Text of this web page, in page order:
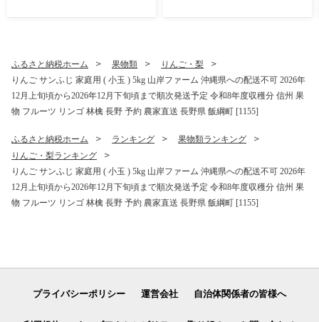
[1202]
長野県 飯綱町 [1206]
ふるさと納税ホーム 果物類
りんご・梨
りんご サンふじ 家庭用 ( 小玉 ) 5kg 山岸ファーム 沖縄県への配送不可 2026年
12月上旬頃から2026年12月下旬頃まで順次発送予定 令和8年度収穫分 信州 果
物 フルーツ リンゴ 林檎 長野 予約 農家直送 長野県 飯綱町 [1155]
ふるさと納税ホーム ランキング
果物類ランキング
りんご・梨ランキング
りんご サンふじ 家庭用 ( 小玉 ) 5kg 山岸ファーム 沖縄県への配送不可 2026年
12月上旬頃から2026年12月下旬頃まで順次発送予定 令和8年度収穫分 信州 果
物 フルーツ リンゴ 林檎 長野 予約 農家直送 長野県 飯綱町 [1155]
プライバシーポリシー 運営会社 自治体関係者の皆様へ